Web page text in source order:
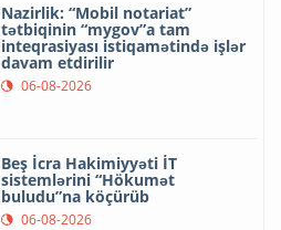
Nazirlik: “Mobil notariat”
tətbiqinin “mygov”a tam
inteqrasiyası istiqamətində işlər
davam etdirilir
06-08-2026
Beş İcra Hakimiyyəti İT
sistemlərini “Hökumət
buludu”na köçürüb
06-08-2026